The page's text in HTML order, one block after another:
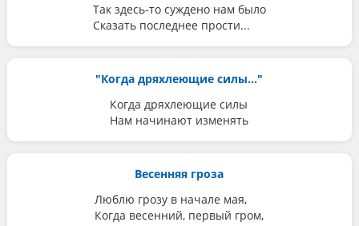
Так здесь-то суждено нам было
Сказать последнее прости...
"Когда дряхлеющие силы..."
Когда дряхлеющие силы
Нам начинают изменять
Весенняя гроза
Люблю грозу в начале мая,
Когда весенний, первый гром,